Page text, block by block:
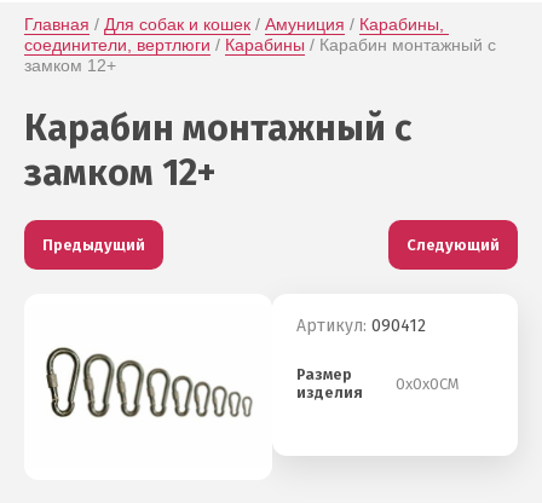
Главная / Для собак и кошек / Амуниция / Карабины,
соединители, вертлюги / Карабины / Карабин монтажный с
замком 12+
Карабин монтажный с
замком 12+
Предыдущий Следующий
Артикул: 090412
Размер
изделия
0х0х0СМ